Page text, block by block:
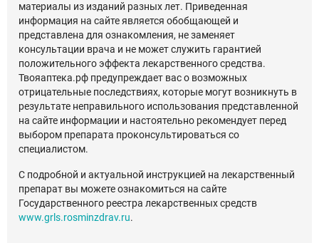
материалы из изданий разных лет. Приведенная
информация на сайте является обобщающей и
представлена для ознакомления, не заменяет
консультации врача и не может служить гарантией
положительного эффекта лекарственного средства.
Твояаптека.рф предупреждает вас о возможных
отрицательные последствиях, которые могут возникнуть в
результате неправильного использования представленной
на сайте информации и настоятельно рекомендует перед
выбором препарата проконсультироваться со
специалистом.
С подробной и актуальной инструкцией на лекарственный
препарат вы можете ознакомиться на сайте
Государственного реестра лекарственных средств
www.grls.rosminzdrav.ru.